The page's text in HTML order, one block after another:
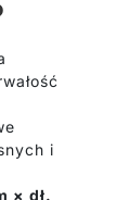
i
× dł.